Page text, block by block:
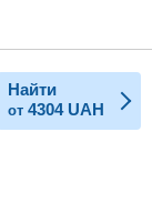
Найти
от 4304 UAH